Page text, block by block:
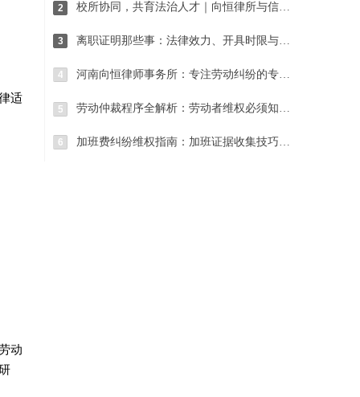
适
动
校所协同，共育法治人才｜向恒律所与信阳学院社会科学学院达成战略合作
离职证明那些事：法律效力、开具时限与常见纠纷处理
河南向恒律师事务所：专注劳动纠纷的专业法律服务团队
劳动仲裁程序全解析：劳动者维权必须知道的关键步骤
加班费纠纷维权指南：加班证据收集技巧与仲裁请求确定